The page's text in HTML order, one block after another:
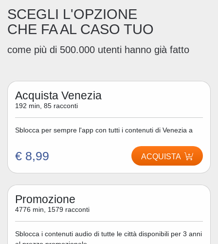
SCEGLI L'OPZIONE
CHE FA AL CASO TUO
come più di 500.000 utenti hanno già fatto
Acquista Venezia
192 min, 85 racconti
Sblocca per sempre l'app con tutti i contenuti di Venezia a
€ 8,99 ACQUISTA
Promozione
4776 min, 1579 racconti
Sblocca i contenuti audio di tutte le città disponibili per 3 anni